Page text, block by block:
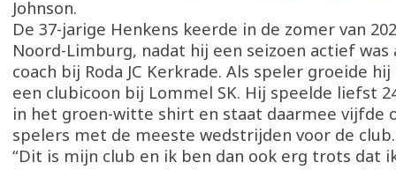
Johnson.
De 37-jarige Henkens keerde in de zomer van
Noord-Limburg, nadat hij een seizoen actief was
coach bij Roda JC Kerkrade. Als speler groeide
een clubicoon bij Lommel SK. Hij speelde liefst
in het groen-witte shirt en staat daarmee vijfde
spelers met de meeste wedstrijden voor de club.
“Dit is mijn club en ik ben dan ook erg trots dat